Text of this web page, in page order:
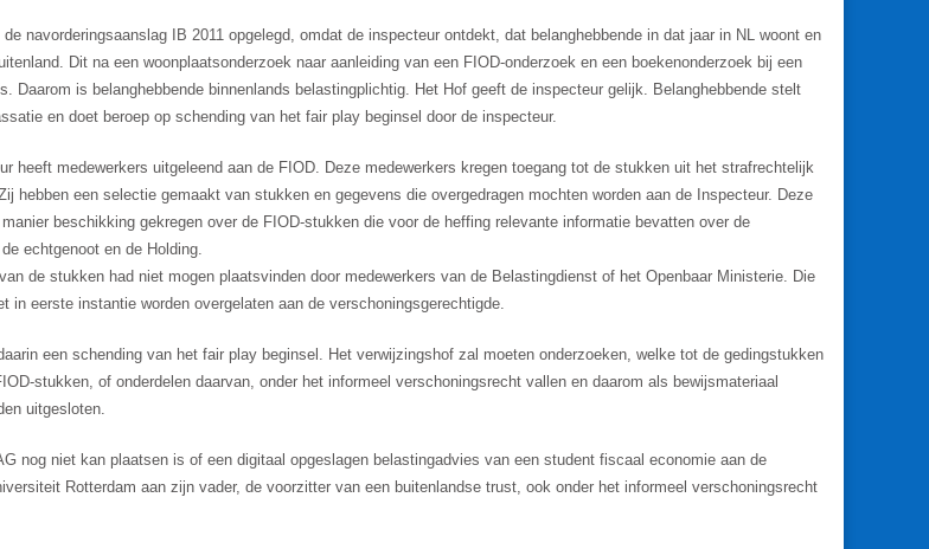
de navorderingsaanslag IB 2011 opgelegd, omdat de inspecteur ontdekt, dat belanghebbende in dat jaar in NL woont en
Dit na een woonplaatsonderzoek naar aanleiding van een FIOD-onderzoek en een boekenonderzoek bij een
Daarom is belanghebbende binnenlands belastingplichtig. Het Hof geeft de inspecteur gelijk. Belanghebbende stelt
en doet beroep op schending van het fair play beginsel door de inspecteur.
heeft medewerkers uitgeleend aan de FIOD. Deze medewerkers kregen toegang tot de stukken uit het strafrechtelijk
hebben een selectie gemaakt van stukken en gegevens die overgedragen mochten worden aan de Inspecteur. Deze
beschikking gekregen over de FIOD-stukken die voor de heffing relevante informatie bevatten over de
echtgenoot en de Holding.
de stukken had niet mogen plaatsvinden door medewerkers van de Belastingdienst of het Openbaar Ministerie. Die
in eerste instantie worden overgelaten aan de verschoningsgerechtigde.
een schending van het fair play beginsel. Het verwijzingshof zal moeten onderzoeken, welke tot de gedingstukken
stukken, of onderdelen daarvan, onder het informeel verschoningsrecht vallen en daarom als bewijsmateriaal
uitgesloten.
nog niet kan plaatsen is of een digitaal opgeslagen belastingadvies van een student fiscaal economie aan de
Rotterdam aan zijn vader, de voorzitter van een buitenlandse trust, ook onder het informeel verschoningsrecht